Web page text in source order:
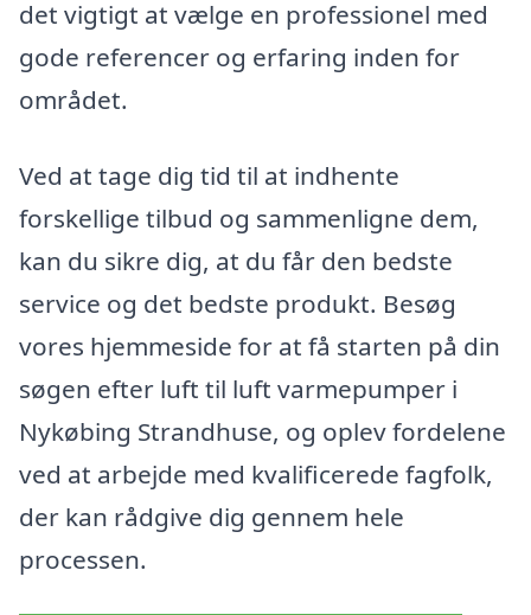
det vigtigt at vælge en professionel med
gode referencer og erfaring inden for
området.
Ved at tage dig tid til at indhente
forskellige tilbud og sammenligne dem,
kan du sikre dig, at du får den bedste
service og det bedste produkt. Besøg
vores hjemmeside for at få starten på din
søgen efter luft til luft varmepumper i
Nykøbing Strandhuse, og oplev fordelene
ved at arbejde med kvalificerede fagfolk,
der kan rådgive dig gennem hele
processen.